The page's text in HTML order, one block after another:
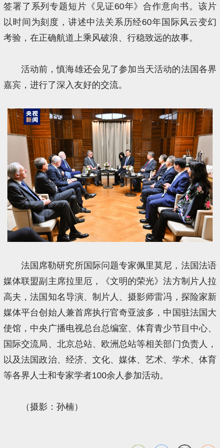
签署了系列专题短片《见证60年》合作意向书。该片
以时间为刻度，讲述中法关系历经60年国际风云变幻
考验，在正确航道上乘风破浪、行稳致远的故事。
活动前，慎海雄还会见了参加当天活动的法国各界
嘉宾，进行了深入友好的交流。
法国席勒研究所国际问题专家佩里莫尼，法国法语
媒体联盟副主席拉里厄，《文明的荣光》法方制片人拉
高夫，法国知名导演、制片人、摄影师雷冯，探险家新
媒体平台创始人兼首席执行官奇亚波多，中国驻法国大
使馆，中央广播电视总台总编室、体育青少节目中心、
国际交流局、北京总站、欧洲总站等相关部门负责人，
以及法国政治、经济、文化、媒体、艺术、学术、体育
等各界人士和专家学者100余人参加活动。
（摄影：孙楠）